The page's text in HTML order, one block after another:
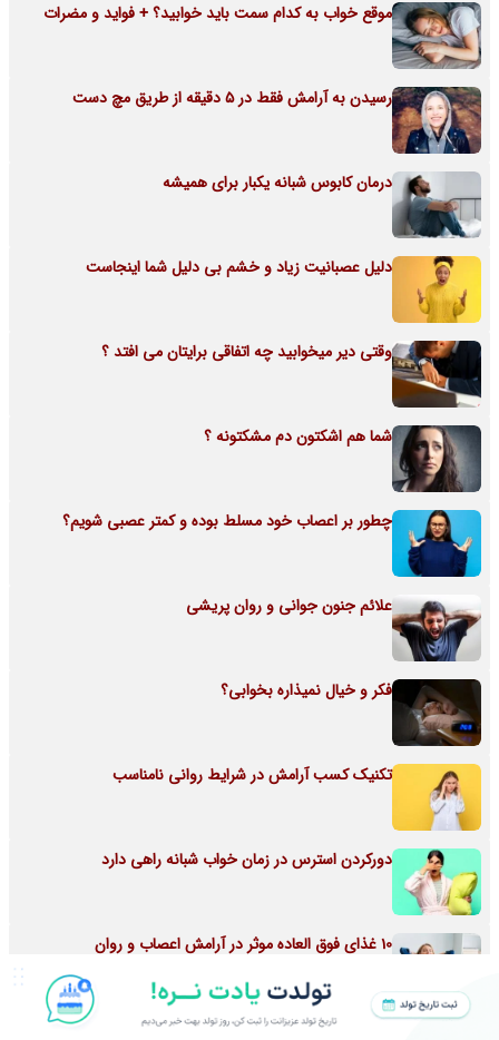
موقع خواب به کدام سمت باید خوابید؟ + فواید و مضرات
رسیدن به آرامش فقط در 5 دقیقه از طریق مچ دست
درمان کابوس شبانه یکبار برای همیشه
دلیل عصبانیت زیاد و خشم بی دلیل شما اینجاست
وقتی دیر میخوابید چه اتفاقی برایتان می افتد ؟
شما هم اشکتون دم مشکتونه ؟
چطور بر اعصاب خود مسلط بوده و کمتر عصبی شویم؟
علائم جنون جوانی و روان پریشی
فکر و خیال نمیذاره بخوابی؟
تکنیک کسب آرامش در شرایط روانی نامناسب
دورکردن استرس در زمان خواب شبانه راهی دارد
10 غذای فوق العاده موثر در آرامش اعصاب و روان
افسردگی را ساده درمان کنید